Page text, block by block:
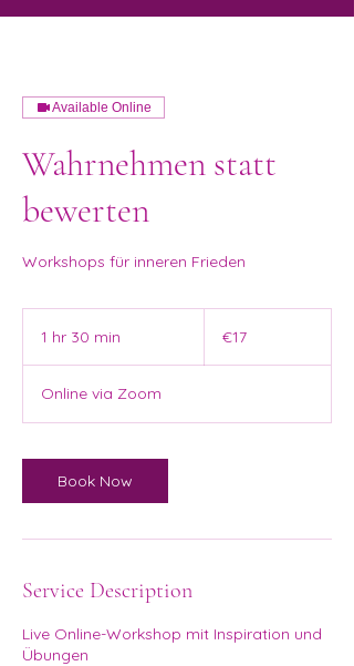
Available Online
Wahrnehmen statt
bewerten
Workshops für inneren Frieden
1 hr 30 min
0
m
n
€17
Online via Zoom
Book Now
Service Description
Live Online-Workshop mit Inspiration und
Übungen